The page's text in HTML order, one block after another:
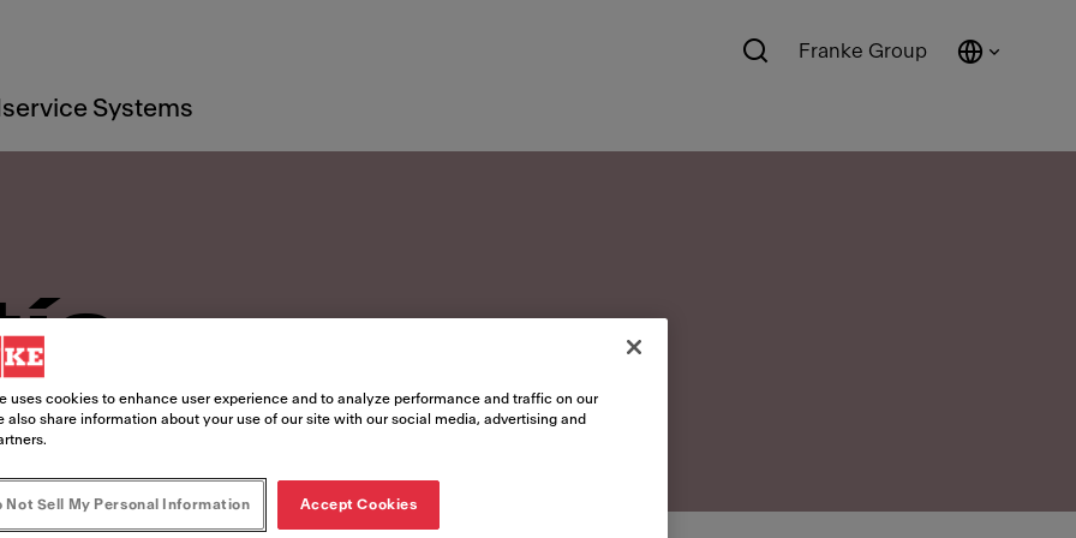
Systems
Franke Group
y la garantía de Franke
uses cookies to enhance user experience and to analyze performance and traffic on our
also share information about your use of our site with our social media, advertising and
Not Sell My Personal Information Accept Cookies